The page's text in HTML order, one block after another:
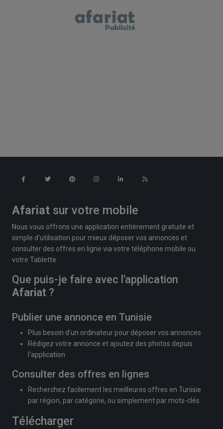
Afariat sur votre mobile
Nous vous offrons une application entièrement gratuite et
simple d'utilisation pour mieux déposer vos annonces et
consulter des offres en ligne via votre téléphone mobile ou
votre Tablette.
Que puis-je faire avec l'application
Afariat ?
Publier une annonce en Tunisie
Plus besoin d'un ordinateur pour déposer vos annonces
Rédigez votre annonce et ajoutez des photos depuis
l'application
Consulter des offres en lignes
Recherchez facilement les meilleures offres en Tunisie
par région, par catégorie, ou simplement par mots-clés.
Télécharger